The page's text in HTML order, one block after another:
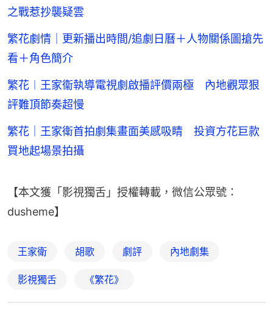
之戰惹抄襲疑雲
繁花劇情｜更新播出時間/追劇日曆＋人物關係圖搶先
看＋角色簡介
繁花︱王家衞執導電視劇啟播評價兩極 內地觀眾狠
評難頂節奏超慢
繁花｜王家衛首拍劇集畫面美感吸睛 投資方花巨款
買地起場景拍攝
【本文獲「影視獨舌」授權轉載，微信公眾號：
dusheme】
王家衛 胡歌 劇評 內地劇集
影視獨舌 《繁花》